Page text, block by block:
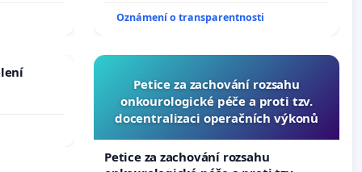
Oznámení o transparentnosti
Petice za zachování rozsahu
onkourologické péče a proti tzv.
docentralizaci operačních výkonů
Petice za zachování rozsahu